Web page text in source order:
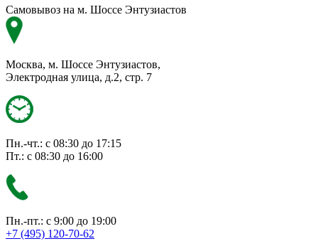
Самовывоз на м. Шоссе Энтузиастов
Москва, м. Шоссе Энтузиастов,
Электродная улица, д.2, стр. 7
Пн.-чт.: с 08:30 до 17:15
Пт.: с 08:30 до 16:00
Пн.-пт.: с 9:00 до 19:00
+7 (495) 120-70-62